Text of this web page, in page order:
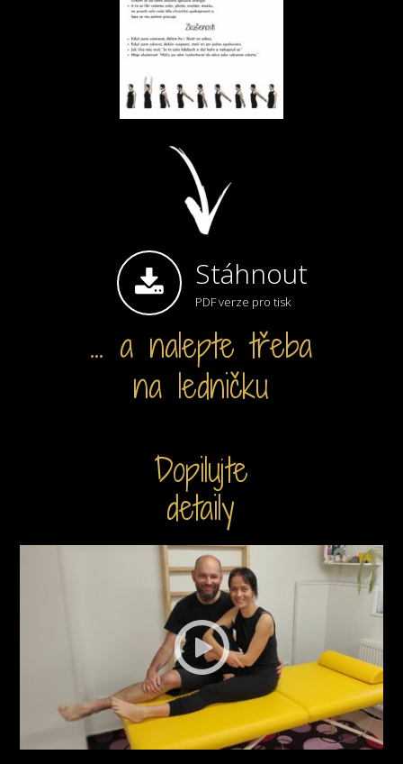
Stáhnout
PDF verze pro tisk
... a nalepte třeba
na ledničku
Dopilujte
detaily